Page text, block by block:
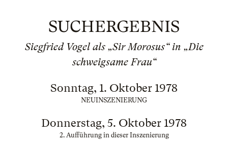
SUCHERGEBNIS
Siegfried Vogel als „Sir Morosus“ in „Die
schweigsame Frau“
Sonntag, 1. Oktober 1978
NEUINSZENIERUNG
Donnerstag, 5. Oktober 1978
2. Aufführung in dieser Inszenierung